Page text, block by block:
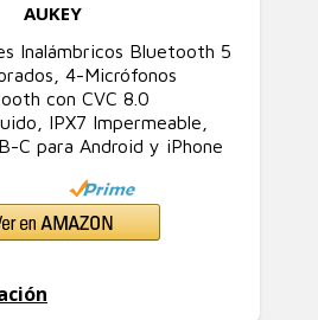
AUKEY
Inalámbricos Bluetooth 5
4-Micrófonos
con CVC 8.0
IPX7 Impermeable,
C para Android y iPhone